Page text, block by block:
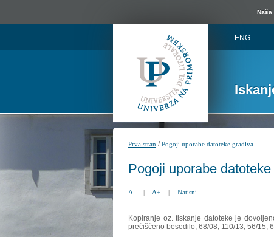
Naša
ENG
Prva stran /Pogoji uporabe datoteke gradiva
Pogoji uporabe
A- | A+ | Natisni
Kopiranje oz. tiskanje datoteke je
prečiščeno besedilo, 68/08, 110/13, 56/15,